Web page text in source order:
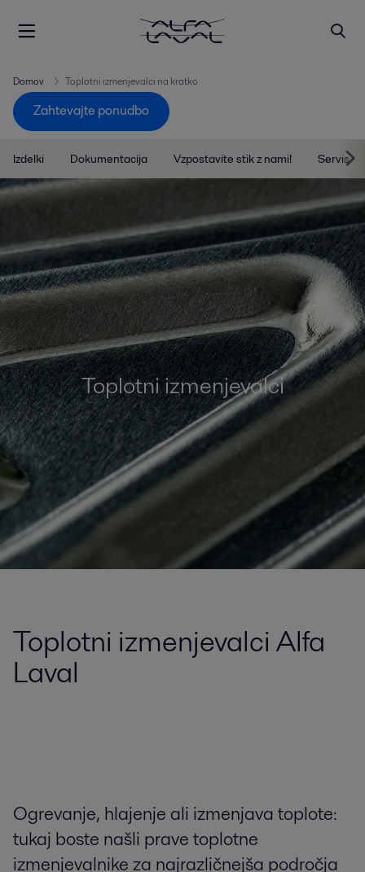
Domov Toplotni izmenjevalci na kratko
Zahtevajte ponudbo
Izdelki Dokumentacija Vzpostavite stik z nami! Servis
Toplotni izmenjevalci
Toplotni izmenjevalci Alfa
Laval
Ogrevanje, hlajenje ali izmenjava toplote:
tukaj boste našli prave toplotne
izmenjevalnike za najrazličnejša področja